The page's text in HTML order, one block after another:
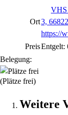
Ort
VHS
3,
https://
PreisEntgelt:
Belegung:
(Plätze frei)
Weitere